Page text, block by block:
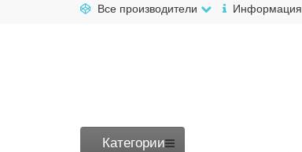
Все производители Информация
Категории